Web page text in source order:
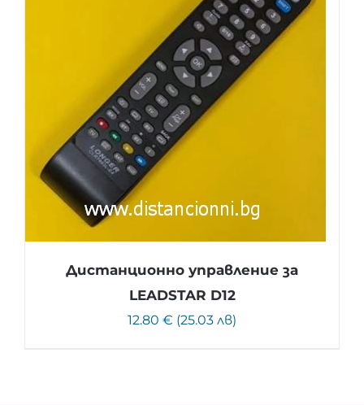
Дистанционно управление за
LEADSTAR D12
12.80 € (25.03 лв)